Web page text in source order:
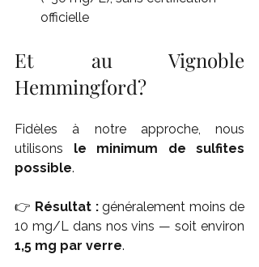
officielle
Et au Vignoble
Hemmingford?
Fidèles à notre approche, nous
utilisons le minimum de sulfites
possible.
👉 Résultat : généralement moins de
1,5 mg par verre.